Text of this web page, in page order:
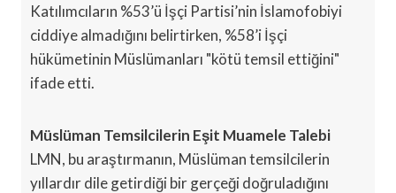
Katılımcıların %53’ü İşçi Partisi’nin İslamofobiyi
ciddiye almadığını belirtirken, %58’i İşçi
hükümetinin Müslümanları "kötü temsil ettiğini"
ifade etti.
Müslüman Temsilcilerin Eşit Muamele Talebi
LMN, bu araştırmanın, Müslüman temsilcilerin
yıllardır dile getirdiği bir gerçeği doğruladığını